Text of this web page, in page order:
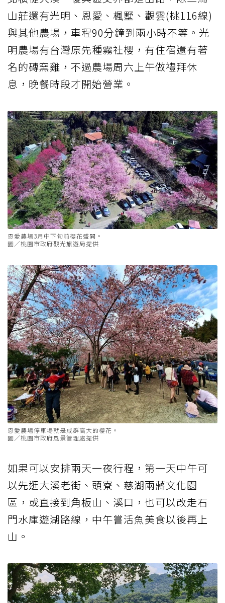
山莊還有光明、恩愛、楓墅、觀雲(桃116線)
與其他農場，車程90分鐘到兩小時不等。光
明農場有台灣原先種霧社櫻，有住宿還有著
名的磚窯雞，不過農場周六上午做禮拜休
息，晚餐時段才開始營業。
恩愛農場3月中下旬前櫻花盛開。
圖／桃園市政府觀光旅遊局提供
恩愛農場停車場就是成群高大的櫻花。
圖／桃園市政府風景管理處提供
如果可以安排兩天一夜行程，第一天中午可
以先逛大溪老街、頭寮、慈湖兩蔣文化園
區，或直接到角板山、溪口，也可以改走石
門水庫遊湖路線，中午嘗活魚美食以後再上
山。